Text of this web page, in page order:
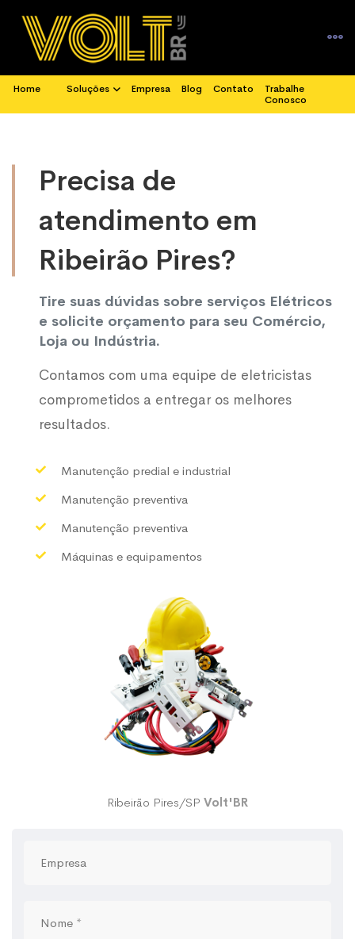
Home Soluções Empresa Blog Contato
Trabalhe
Conosco
Precisa de
atendimento em
Ribeirão Pires?
Tire suas dúvidas sobre serviços Elétricos
e solicite orçamento para seu Comércio,
Loja ou Indústria.
Contamos com uma equipe de eletricistas
comprometidos a entregar os melhores
resultados.
Manutenção predial e industrial
Manutenção preventiva
Manutenção preventiva
Máquinas e equipamentos
Ribeirão Pires/SP Volt'BR